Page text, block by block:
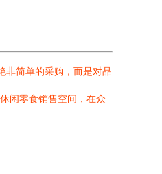
非简单的采购，而是对品
闲零食销售空间，在众